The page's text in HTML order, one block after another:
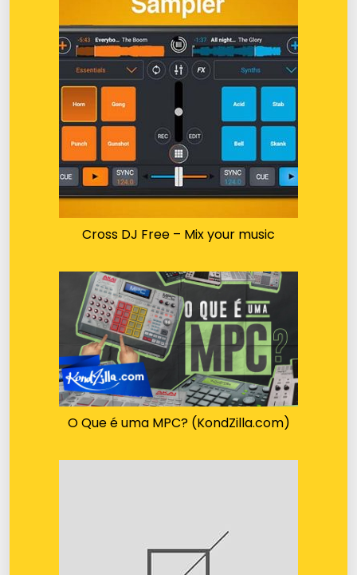
Cross DJ Free – Mix your music
O Que é uma MPC? (KondZilla.com)